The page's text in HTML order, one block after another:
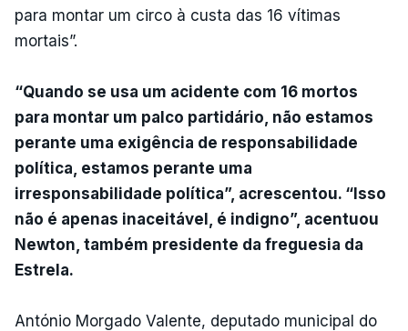
para montar um circo à custa das 16 vítimas
mortais”.
“Quando se usa um acidente com 16 mortos
para montar um palco partidário, não estamos
perante uma exigência de responsabilidade
política, estamos perante uma
irresponsabilidade política”, acrescentou. “Isso
não é apenas inaceitável, é indigno”, acentuou
Newton, também presidente da freguesia da
Estrela.
António Morgado Valente, deputado municipal do